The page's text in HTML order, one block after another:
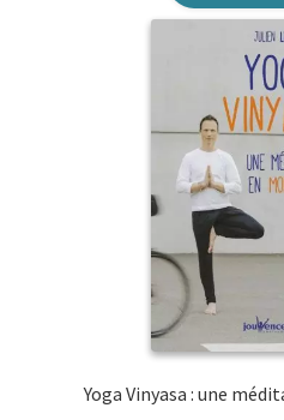
Yoga Vinyasa : une